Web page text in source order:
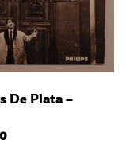
De Plata –